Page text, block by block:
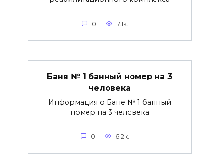
0 7.1к.
Баня № 1 банный номер на 3
человека
Информация о Бане № 1 банный
номер на 3 человека
0 6.2к.